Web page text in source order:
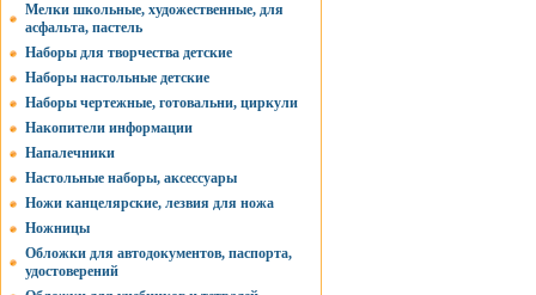
Мелки школьные, художественные, для
асфальта, пастель
Наборы для творчества детские
Наборы настольные детские
Наборы чертежные, готовальни, циркули
Накопители информации
Напалечники
Настольные наборы, аксессуары
Ножи канцелярские, лезвия для ножа
Ножницы
Обложки для автодокументов, паспорта,
удостоверений